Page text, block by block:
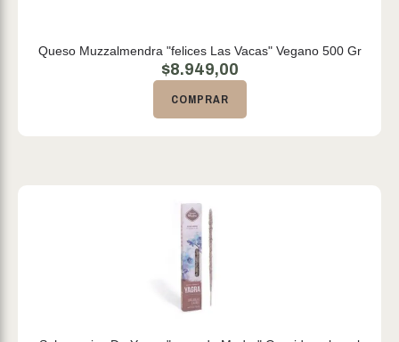
Queso Muzzalmendra "felices Las Vacas" Vegano 500 Gr
$8.949,00
COMPRAR